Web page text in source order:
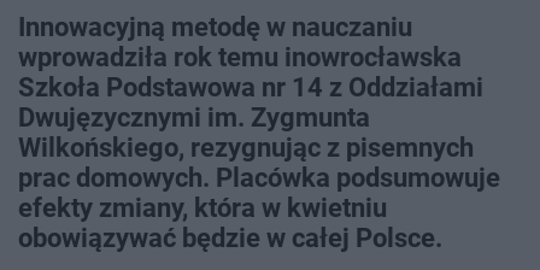
Innowacyjną metodę w nauczaniu
wprowadziła rok temu inowrocławska
Szkoła Podstawowa nr 14 z Oddziałami
Dwujęzycznymi im. Zygmunta
Wilkońskiego, rezygnując z pisemnych
prac domowych. Placówka podsumowuje
efekty zmiany, która w kwietniu
obowiązywać będzie w całej Polsce.